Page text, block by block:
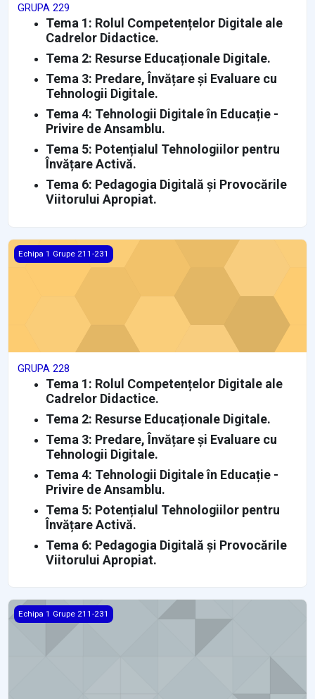
GRUPA 229
Tema 1: Rolul Competențelor Digitale ale
Cadrelor Didactice.
Tema 2: Resurse Educaționale Digitale.
Tema 3: Predare, Învățare și Evaluare cu
Tehnologii Digitale.
Tema 4: Tehnologii Digitale în Educație -
Privire de Ansamblu.
Tema 5: Potențialul Tehnologiilor pentru
Învățare Activă.
Tema 6: Pedagogia Digitală și Provocările
Viitorului Apropiat.
GRUPA 228
Echipa 1 Grupe 211-231
GRUPA 228
Tema 1: Rolul Competențelor Digitale ale
Cadrelor Didactice.
Tema 2: Resurse Educaționale Digitale.
Tema 3: Predare, Învățare și Evaluare cu
Tehnologii Digitale.
Tema 4: Tehnologii Digitale în Educație -
Privire de Ansamblu.
Tema 5: Potențialul Tehnologiilor pentru
Învățare Activă.
Tema 6: Pedagogia Digitală și Provocările
Viitorului Apropiat.
GRUPA 227
Echipa 1 Grupe 211-231